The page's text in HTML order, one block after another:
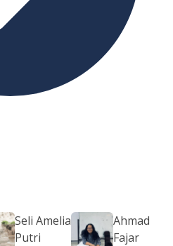
Seli Amelia
Putri
Ahmad
Fajar